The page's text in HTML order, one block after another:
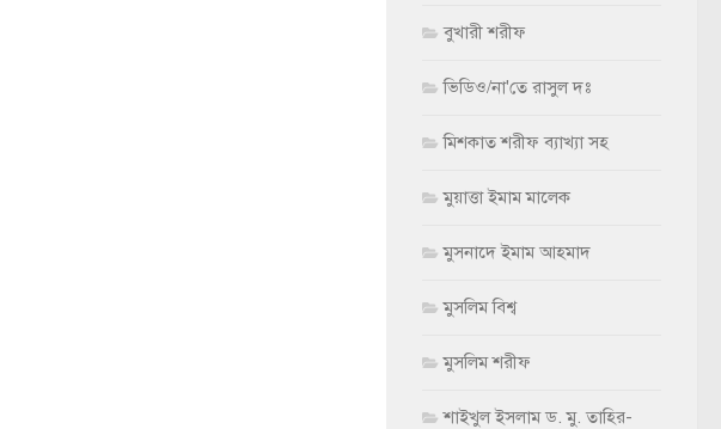
বুখারী শরীফ
ভিডিও/না'তে রাসুল দঃ
মিশকাত শরীফ ব্যাখ্যা সহ
মুয়াত্তা ইমাম মালেক
মুসনাদে ইমাম আহমাদ
মুসলিম বিশ্ব
মুসলিম শরীফ
শাইখুল ইসলাম ড. মু. তাহির-